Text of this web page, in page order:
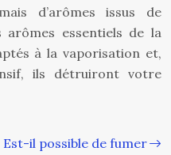
d’arômes issus de
arômes essentiels de la
à la vaporisation et,
ils détruiront votre
Est-il possible de fumer